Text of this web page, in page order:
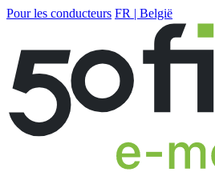
Pour les conducteurs FR | België